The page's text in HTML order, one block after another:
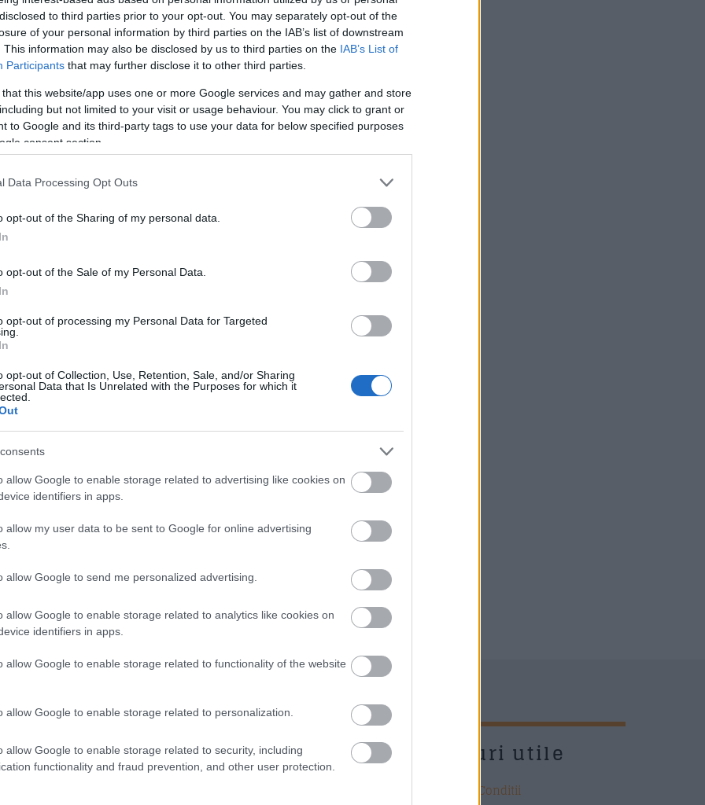
to third parties prior to your opt-out. You may separately opt-out of the
of your personal information by third parties on the IAB’s list of downstream
This information may also be disclosed by us to third parties on the IAB’s List of
Participants that may further disclose it to other third parties.
that this website/app uses one or more Google services and may gather and store
but not limited to your visit or usage behaviour. You may click to grant or
to Google and its third-party tags to use your data for below specified purposes
consent section.
Data Processing Opt Outs
opt-out of the Sharing of my personal data.
opt-out of the Sale of my Personal Data.
opt-out of processing my Personal Data for Targeted
opt-out of Collection, Use, Retention, Sale, and/or Sharing
Data that Is Unrelated with the Purposes for which it
allow Google to enable storage related to advertising like cookies on
identifiers in apps.
allow my user data to be sent to Google for online advertising
allow Google to send me personalized advertising.
allow Google to enable storage related to analytics like cookies on
identifiers in apps.
allow Google to enable storage related to functionality of the website
allow Google to enable storage related to personalization.
allow Google to enable storage related to security, including
functionality and fraud prevention, and other user protection.
2024 – o luna pana la
cea mai tare
experienta
festivaliera. Un cap
de leu imens va
decora scena
monumentala
Radio Sud
Cea de-a treia ediție a Festivalului
28-30 iunie 2024, cu noi surprize, noi
spectaculoasă, care va include
Un cap de leu imens va decora scena
monumentală, iar show-urile de lasere,
[…]
Citeste mai mult
Azi pe RADIO SUD Link-uri utile
Termeni si Conditii